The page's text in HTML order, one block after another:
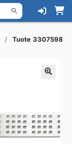
Tuote 3307598